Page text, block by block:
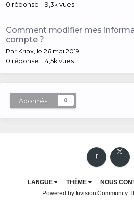
0 réponse 9,3kvues
Comment modifier mes
compte ?
Par Kriax, le 26 mai 2019
0 réponse 4,5kvues
Abonnés 0
LANGUE THÈME NOUS
Powered by Invision Community